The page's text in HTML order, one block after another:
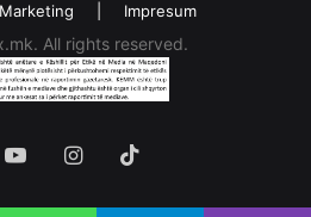
Marketing Impresum
All rights reserved.
YouTubeInstagram